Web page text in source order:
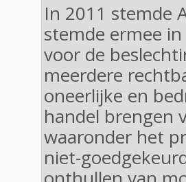
In 2011 stemde
stemde ermee
voor de
meerdere
oneerlijke en
handel brengen
waaronder het
niet-